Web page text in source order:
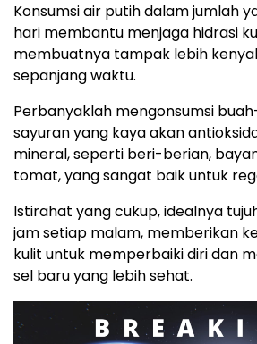
Konsumsi air putih dalam jumlah
hari membantu menjaga hidrasi
membuatnya tampak lebih
sepanjang waktu.
Perbanyaklah mengonsumsi
sayuran yang kaya akan
mineral, seperti beri-berian,
tomat, yang sangat baik untuk
Istirahat yang cukup, idealnya
jam setiap malam, memberikan
kulit untuk memperbaiki diri dan
sel baru yang lebih sehat.